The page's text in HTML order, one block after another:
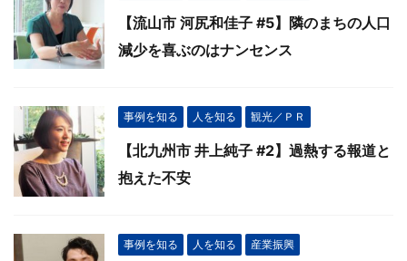
【流山市 河尻和佳子 #5】隣のまちの人口
減少を喜ぶのはナンセンス
事例を知る 人を知る 観光／ＰＲ
【北九州市 井上純子 #2】過熱する報道と
抱えた不安
事例を知る 人を知る 産業振興